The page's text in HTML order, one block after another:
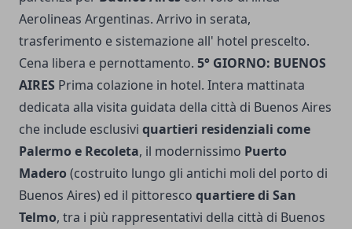
Aerolineas Argentinas. Arrivo in serata,
trasferimento e sistemazione all' hotel prescelto.
Cena libera e pernottamento. 5° GIORNO: BUENOS
AIRES Prima colazione in hotel. Intera mattinata
dedicata alla visita guidata della città di Buenos Aires
che include esclusivi quartieri residenziali come
Palermo e Recoleta, il modernissimo Puerto
Madero (costruito lungo gli antichi moli del porto di
Buenos Aires) ed il pittoresco quartiere di San
Telmo, tra i più rappresentativi della città di Buenos